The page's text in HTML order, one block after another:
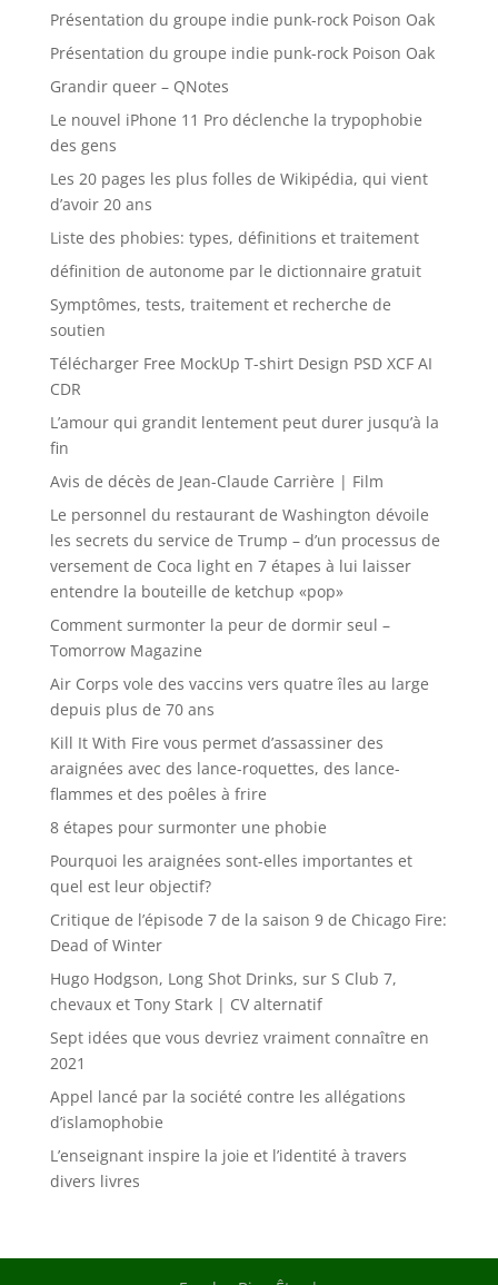
Présentation du groupe indie punk-rock Poison Oak
Présentation du groupe indie punk-rock Poison Oak
Grandir queer – QNotes
Le nouvel iPhone 11 Pro déclenche la trypophobie
des gens
Les 20 pages les plus folles de Wikipédia, qui vient
d’avoir 20 ans
Liste des phobies: types, définitions et traitement
définition de autonome par le dictionnaire gratuit
Symptômes, tests, traitement et recherche de
soutien
Télécharger Free MockUp T-shirt Design PSD XCF AI
CDR
L’amour qui grandit lentement peut durer jusqu’à la
fin
Avis de décès de Jean-Claude Carrière | Film
Le personnel du restaurant de Washington dévoile
les secrets du service de Trump – d’un processus de
versement de Coca light en 7 étapes à lui laisser
entendre la bouteille de ketchup «pop»
Comment surmonter la peur de dormir seul –
Tomorrow Magazine
Air Corps vole des vaccins vers quatre îles au large
depuis plus de 70 ans
Kill It With Fire vous permet d’assassiner des
araignées avec des lance-roquettes, des lance-
flammes et des poêles à frire
8 étapes pour surmonter une phobie
Pourquoi les araignées sont-elles importantes et
quel est leur objectif?
Critique de l’épisode 7 de la saison 9 de Chicago Fire:
Dead of Winter
Hugo Hodgson, Long Shot Drinks, sur S Club 7,
chevaux et Tony Stark | CV alternatif
Sept idées que vous devriez vraiment connaître en
2021
Appel lancé par la société contre les allégations
d’islamophobie
L’enseignant inspire la joie et l’identité à travers
divers livres